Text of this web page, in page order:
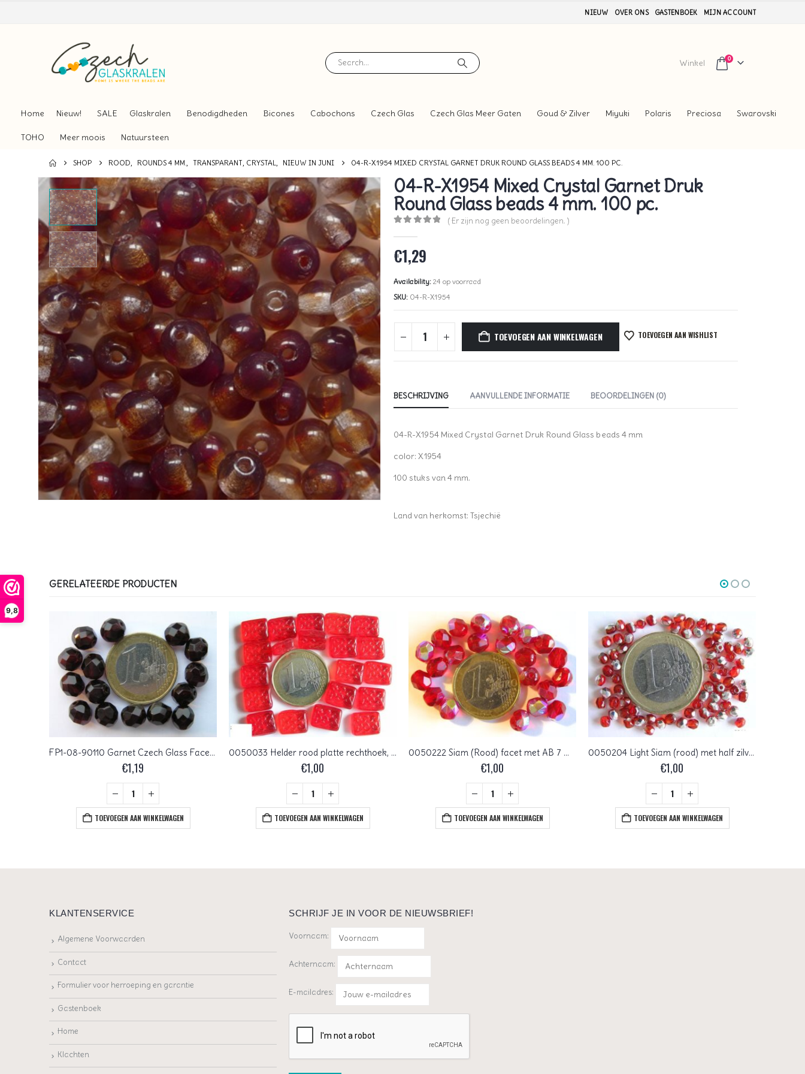
9,8
NIEUW OVER ONS GASTENBOEK MIJN ACCOUNT
Winkel 0
Home Nieuw! SALE Glaskralen Benodigdheden Bicones Cabochons Czech Glas Czech Glas Meer Gaten Goud & Zilver Miyuki Polaris Preciosa Swarovski
TOHO Meer moois Natuursteen
SHOP ROOD, ROUNDS 4 MM., TRANSPARANT, CRYSTAL, NIEUW IN JUNI 04-R-X1954 MIXED CRYSTAL GARNET DRUK ROUND GLASS BEADS 4 MM. 100 PC.
04-R-X1954 Mixed Crystal Garnet Druk
Round Glass beads 4 mm. 100 pc.
( Er zijn nog geen beoordelingen. )
€1,29
Availability: 24 op voorraad
SKU: 04-R-X1954
TOEVOEGEN AAN WINKELWAGEN TOEVOEGEN AAN WISHLIST
BESCHRIJVING AANVULLENDE INFORMATIE BEOORDELINGEN (0)
04-R-X1954 Mixed Crystal Garnet Druk Round Glass beads 4 mm
color: X1954
100 stuks van 4 mm.
Land van herkomst: Tsjechië
GERELATEERDE PRODUCTEN
FP1-08-90110 Garnet Czech Glass Facet Firepolish 8 mm 15 stuks
€1,19
TOEVOEGEN AAN WINKELWAGEN
0050033 Helder rood platte rechthoek, met werkje.
€1,00
TOEVOEGEN AAN WINKELWAGEN
0050222 Siam (Rood) facet met AB 7 mm.
€1,00
TOEVOEGEN AAN WINKELWAGEN
0050204 Light Siam (rood) met half zilverkleur Czech Glass Facet Firepolish 3mm 75 stuks
€1,00
TOEVOEGEN AAN WINKELWAGEN
KLANTENSERVICE
Algemene Voorwaarden
Contact
Formulier voor herroeping en garantie
Gastenboek
Home
Klachten
SCHRIJF JE IN VOOR DE NIEUWSBRIEF!
Voornaam:
Achternaam:
E-mailadres: